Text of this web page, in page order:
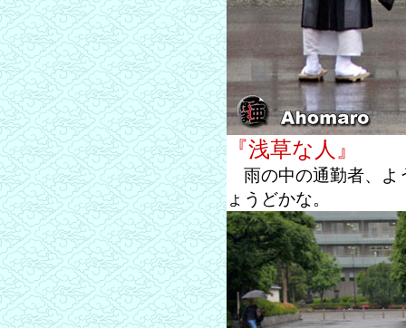
『浅草な人』
雨の中の通勤者、よ
ょうどかな。